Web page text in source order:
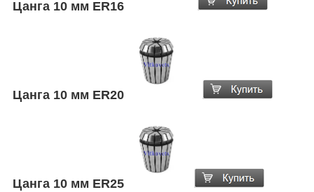
Цанга 10 мм ER16
Цанга 10 мм ER20
Цанга 10 мм ER25